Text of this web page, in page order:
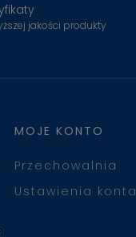
jakości produkty
MOJE KONTO
Przechowalnia
Ustawienia konta